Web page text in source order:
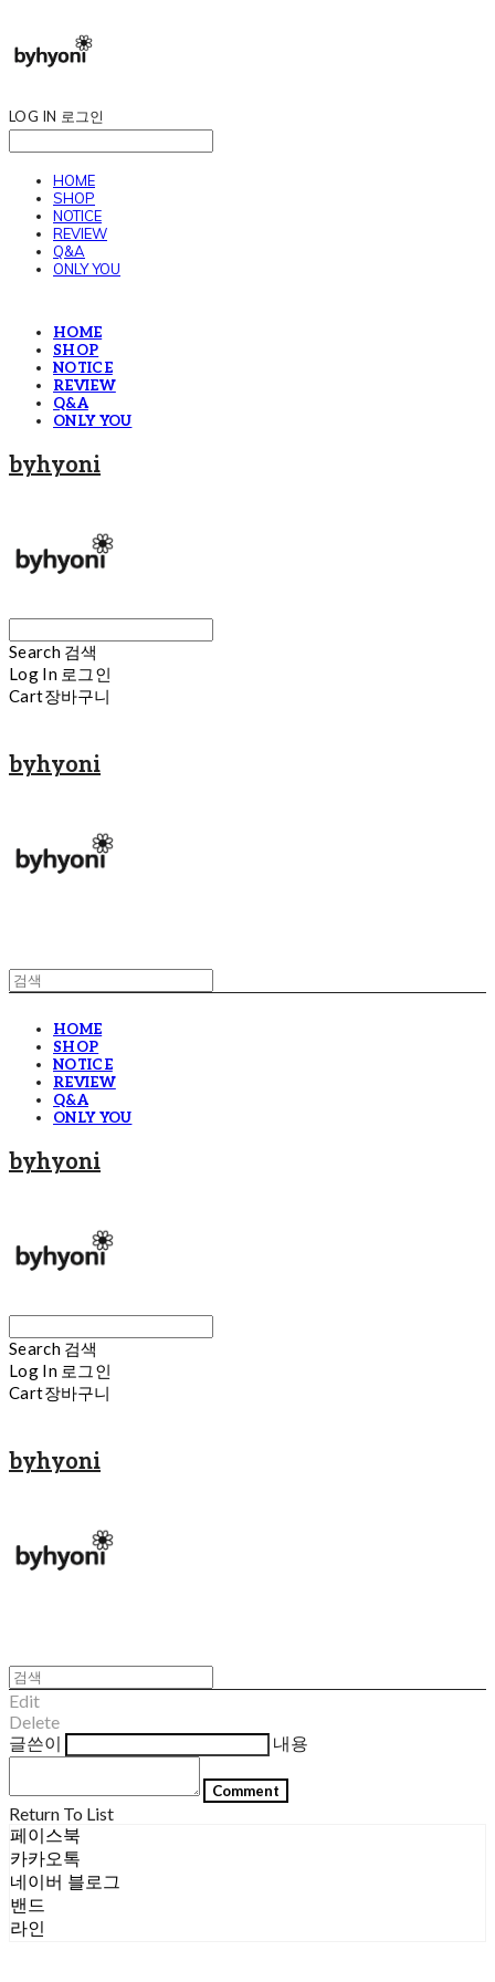
LOG IN 로그인
HOME
SHOP
NOTICE
REVIEW
Q&A
ONLY YOU
HOME
SHOP
NOTICE
REVIEW
Q&A
ONLY YOU
byhyoni
Search 검색
Log In 로그인
Cart장바구니
byhyoni
HOME
SHOP
NOTICE
REVIEW
Q&A
ONLY YOU
byhyoni
Search 검색
Log In 로그인
Cart장바구니
byhyoni
Edit
Delete
글쓴이
내용
Comment
Return To List
페이스북
카카오톡
네이버 블로그
밴드
라인